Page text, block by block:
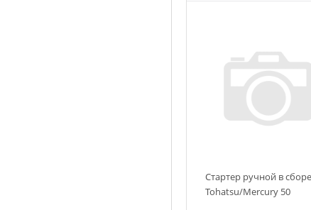
Стартер ручной в сборе
Tohatsu/Mercury 50